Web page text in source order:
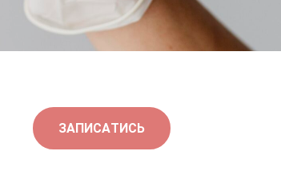
ЗАПИСАТИСЬ